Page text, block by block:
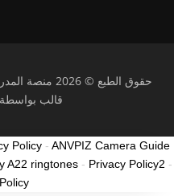
حقوق الطبع © 2026 منصة المدرسة الذكية الفلسطينية
قالب بواسطة FameThemes
can I help you?
Policy - ANVPIZ Camera Guide
A22 ringtones- Privacy Policy2 -